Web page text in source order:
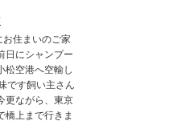
住まいのご家
日にシャンプー
松空港へ空輸し
です飼い主さん
更ながら、東京
橋上まで行きま